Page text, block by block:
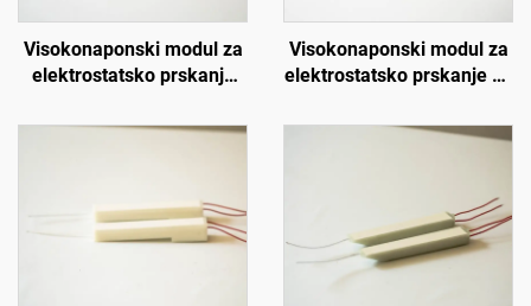
Visokonaponski modul za
elektrostatsko prskanje
Visokonaponski modul za
elektrostatsko prskanje H-